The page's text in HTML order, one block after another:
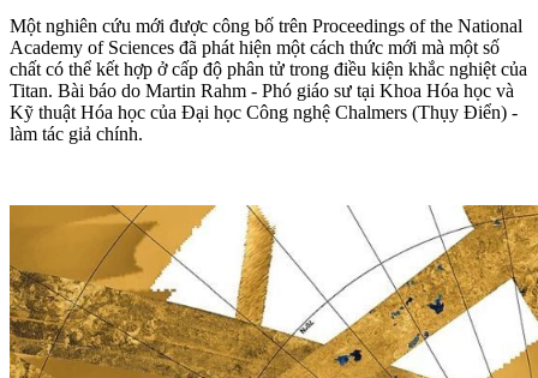
Một nghiên cứu mới được công bố trên Proceedings of the National
Academy of Sciences đã phát hiện một cách thức mới mà một số
chất có thể kết hợp ở cấp độ phân tử trong điều kiện khắc nghiệt của
Titan. Bài báo do Martin Rahm - Phó giáo sư tại Khoa Hóa học và
Kỹ thuật Hóa học của Đại học Công nghệ Chalmers (Thụy Điển) -
làm tác giả chính.